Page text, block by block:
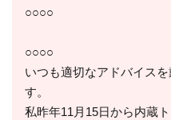
○○○○
○○○○
いつも適切なアドバイス
す。
私昨年11月15日から内蔵